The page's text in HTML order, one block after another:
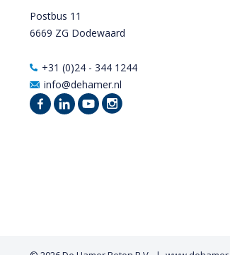
Postbus 11
6669 ZG Dodewaard
+31 (0)24 - 344 1244
info@dehamer.nl